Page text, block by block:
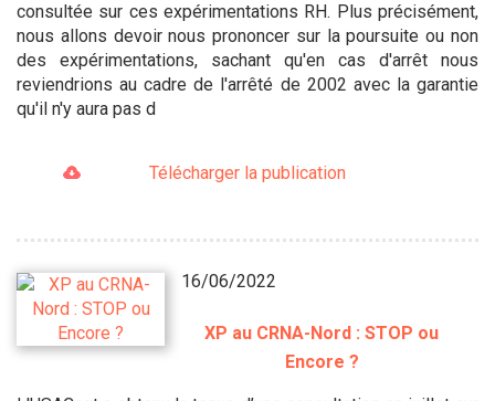
consultée sur ces expérimentations RH. Plus précisément,
nous allons devoir nous prononcer sur la poursuite ou non
des expérimentations, sachant qu'en cas d'arrêt nous
reviendrions au cadre de l'arrêté de 2002 avec la garantie
qu'il n'y aura pas d
Télécharger la publication
16/06/2022
XP au CRNA-Nord : STOP ou
Encore ?